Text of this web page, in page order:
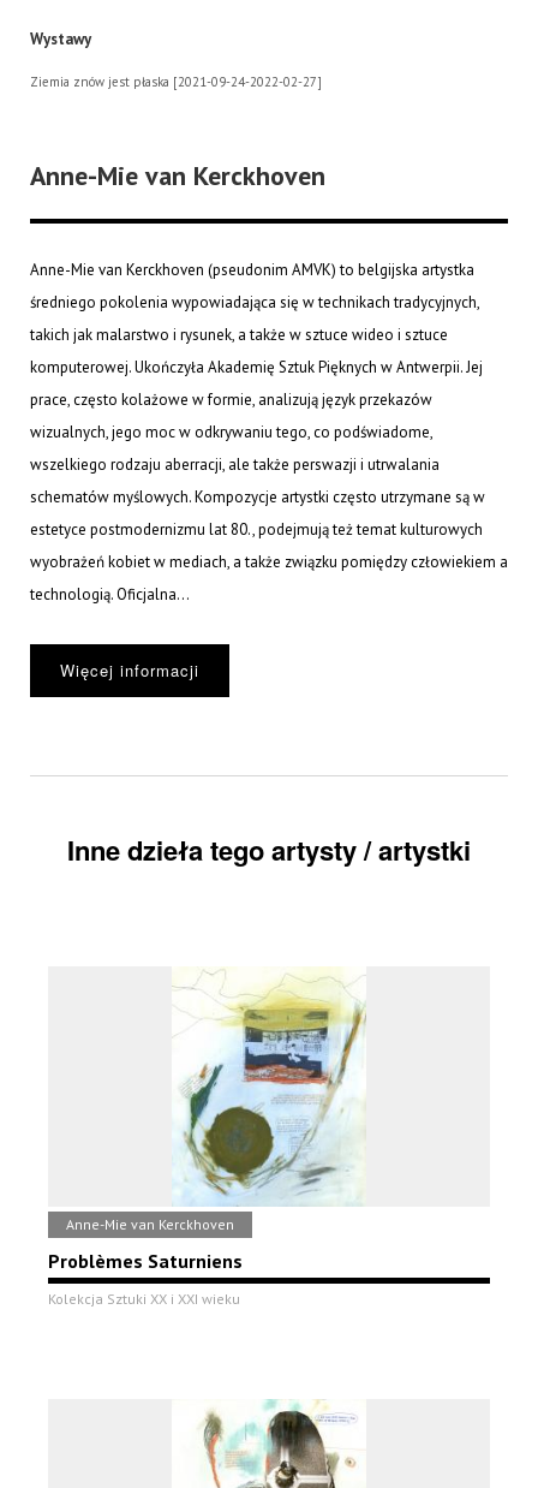
Wystawy
Ziemia znów jest płaska [2021-09-24-2022-02-27]
Anne-Mie van Kerckhoven
Anne-Mie van Kerckhoven (pseudonim AMVK) to belgijska artystka
średniego pokolenia wypowiadająca się w technikach tradycyjnych,
takich jak malarstwo i rysunek, a także w sztuce wideo i sztuce
komputerowej. Ukończyła Akademię Sztuk Pięknych w Antwerpii. Jej
prace, często kolażowe w formie, analizują język przekazów
wizualnych, jego moc w odkrywaniu tego, co podświadome,
wszelkiego rodzaju aberracji, ale także perswazji i utrwalania
schematów myślowych. Kompozycje artystki często utrzymane są w
estetyce postmodernizmu lat 80., podejmują też temat kulturowych
wyobrażeń kobiet w mediach, a także związku pomiędzy człowiekiem a
technologią. Oficjalna...
Więcej informacji
Inne dzieła tego artysty / artystki
Anne-Mie van Kerckhoven
Problèmes Saturniens
Kolekcja Sztuki XX i XXI wieku